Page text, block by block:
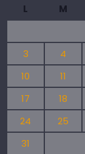
L M
3
4
10
11
17
18
24
25
31